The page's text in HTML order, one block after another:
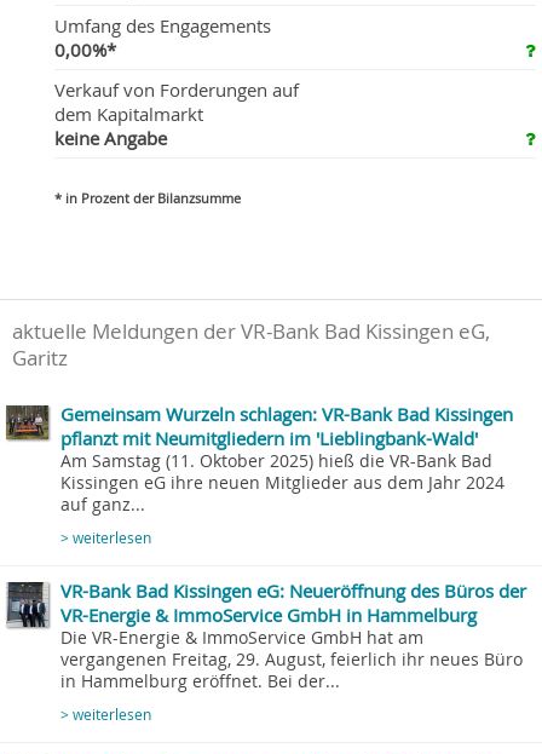
Umfang des Engagements
0,00%*
Verkauf von Forderungen auf
dem Kapitalmarkt
keine Angabe
* in Prozent der Bilanzsumme
aktuelle Meldungen der VR-Bank Bad Kissingen eG,
Garitz
Gemeinsam Wurzeln schlagen: VR-Bank Bad Kissingen
pflanzt mit Neumitgliedern im 'Lieblingbank-Wald'
Am Samstag (11. Oktober 2025) hieß die VR-Bank Bad
Kissingen eG ihre neuen Mitglieder aus dem Jahr 2024
auf ganz...
> weiterlesen
VR-Bank Bad Kissingen eG: Neueröffnung des Büros der
VR-Energie & ImmoService GmbH in Hammelburg
Die VR-Energie & ImmoService GmbH hat am
vergangenen Freitag, 29. August, feierlich ihr neues Büro
in Hammelburg eröffnet. Bei der...
> weiterlesen